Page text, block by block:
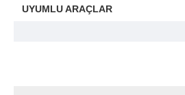
UYUMLU ARAÇLAR